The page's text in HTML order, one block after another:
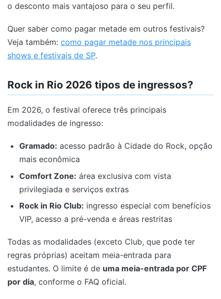
o desconto mais vantajoso para o seu perfil.
Quer saber como pagar metade em outros festivais?
Veja também: como pagar metade nos principais
shows e festivais de SP.
Rock in Rio 2026 tipos de ingressos?
Em 2026, o festival oferece três principais
modalidades de ingresso:
Gramado: acesso padrão à Cidade do Rock, opção
mais econômica
Comfort Zone: área exclusiva com vista
privilegiada e serviços extras
Rock in Rio Club: ingresso especial com benefícios
VIP, acesso a pré-venda e áreas restritas
Todas as modalidades (exceto Club, que pode ter
regras próprias) aceitam meia-entrada para
estudantes. O limite é de uma meia-entrada por CPF
por dia, conforme o FAQ oficial.